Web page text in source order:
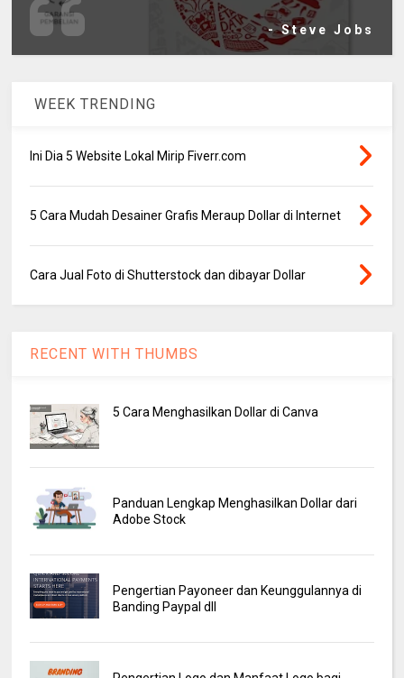
- Steve Jobs
WEEK TRENDING
Ini Dia 5 Website Lokal Mirip Fiverr.com
5 Cara Mudah Desainer Grafis Meraup Dollar di Internet
Cara Jual Foto di Shutterstock dan dibayar Dollar
RECENT WITH THUMBS
5 Cara Menghasilkan Dollar di Canva
Panduan Lengkap Menghasilkan Dollar dari
Adobe Stock
Pengertian Payoneer dan Keunggulannya di
Banding Paypal dll